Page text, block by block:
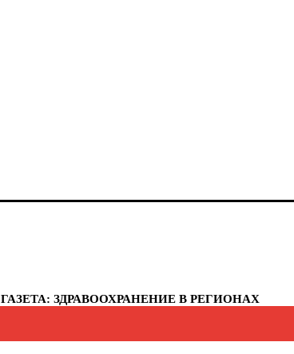
ГАЗЕТА: ЗДРАВООХРАНЕНИЕ В РЕГИОНАХ